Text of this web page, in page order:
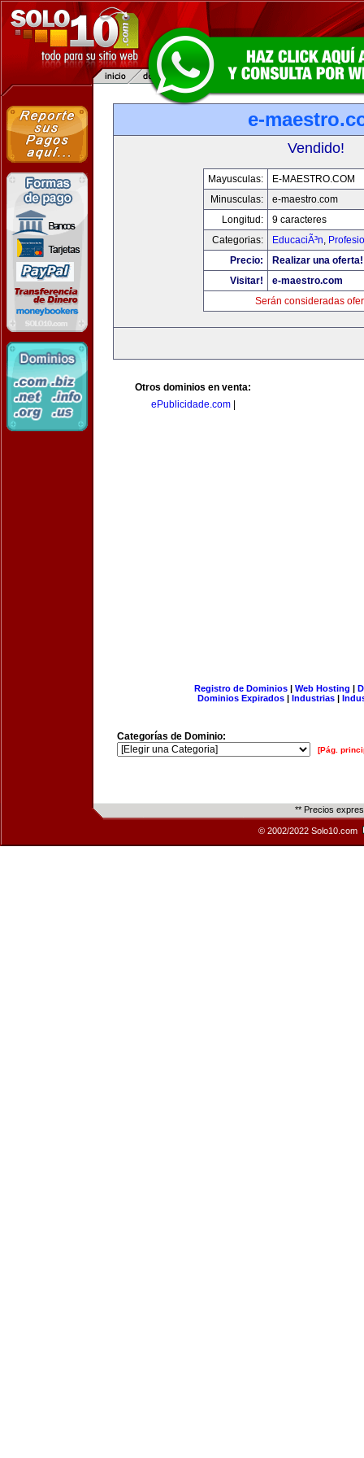
e-
Vendido!
Mayusculas:
E-MAESTRO.COM
Minusculas:
e-maestro.com
Longitud:
9 caracteres
Categorias:
EducaciÃ³n,
Precio:
Realizar una oferta!
Visitar!
e-maestro.com
Serán consideradas
Otros dominios en venta:
ePublicidade.com|
Registro de Dominios| Web Hosting |
Dominios Expirados | Industrias |
Categorías de Dominio:
[Pág.
** Precios
© 2002/2022 Solo10.com